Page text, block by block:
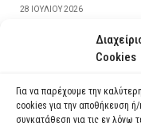
Cookies
Για να παρέχουμε την
cookies για την αποθήκευση
συγκατάθεση για τις εν λόγω
28 ΙΟΥΛΊΟΥ 2026
ΔΙΑΒΆΣΤΕ ΠΕΡΙΣΣΌΤΕΡΑ